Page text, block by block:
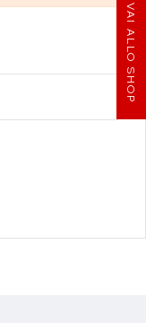
VAI ALLO SHOP